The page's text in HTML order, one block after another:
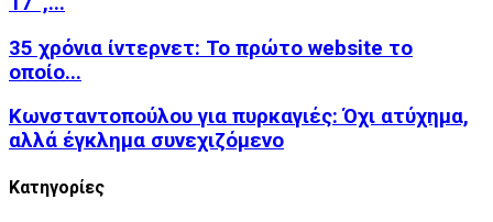
35 χρόνια ίντερνετ: Το πρώτο website το
οποίο...
Κωνσταντοπούλου για πυρκαγιές: Όχι ατύχημα,
αλλά έγκλημα συνεχιζόμενο
Kατηγορίες